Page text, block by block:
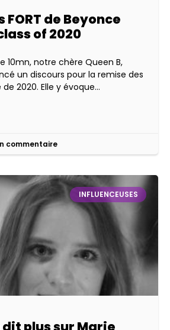
FORT de Beyonce
of 2020
10mn, notre chère Queen B,
un discours pour la remise des
2020. Elle y évoque
commentaire
INFLUENCEUSES
dit plus sur Marie